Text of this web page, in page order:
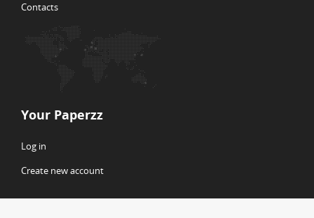
Contacts
Your Paperzz
Log in
Create new account